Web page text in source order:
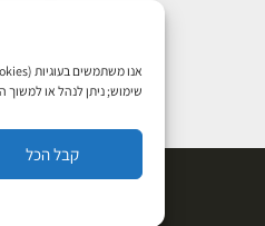
שימוש; ניתן לנהל או
קבל הכל